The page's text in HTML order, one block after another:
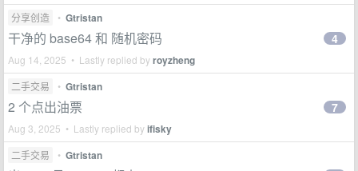
分享创造 • Gtristan
干净的 base64 和 随机密码
Aug 14, 2025 • Lastly replied byroyzheng
4
二手交易 • Gtristan
2 个点出油票
Aug 3, 2025 • Lastly replied byifisky
7
二手交易 • Gtristan